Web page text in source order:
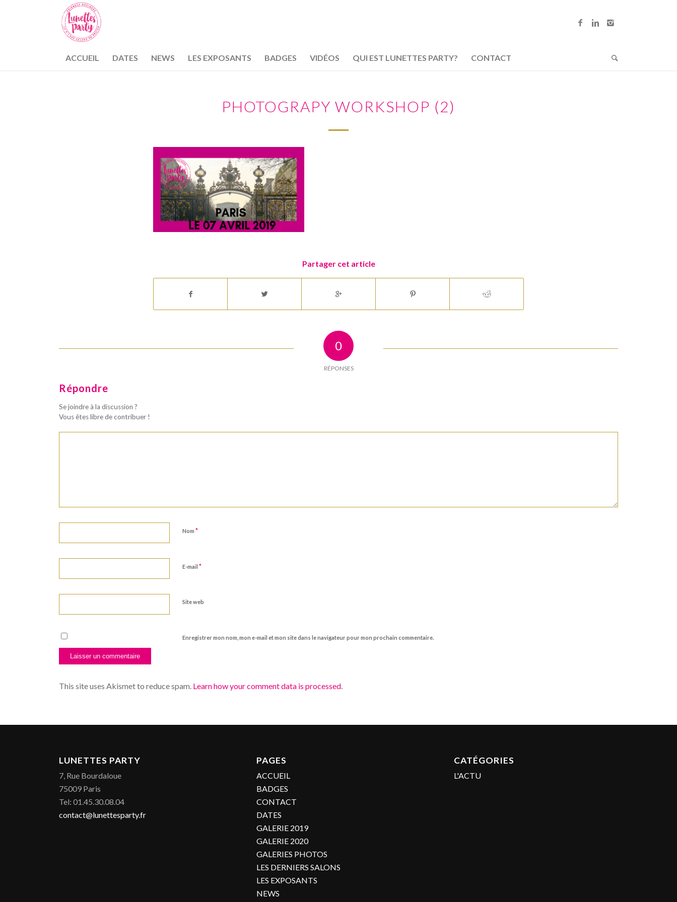
ACCUEIL DATES NEWS LES EXPOSANTS BADGES VIDÉOS QUI EST LUNETTES PARTY? CONTACT
PHOTOGRAPY WORKSHOP (2)
Partager cet article
0
RÉPONSES
Répondre
Se joindre à la discussion ?
Vous êtes libre de contribuer !
Nom*
E-mail*
Site web
Enregistrer mon nom, mon e-mail et mon site dans le navigateur pour mon prochain commentaire.
This site uses Akismet to reduce spam. Learn how your comment data is processed.
LUNETTES PARTY
7, Rue Bourdaloue
75009 Paris
Tel: 01.45.30.08.04
contact@lunettesparty.fr
PAGES
ACCUEIL
BADGES
CONTACT
DATES
GALERIE 2019
GALERIE 2020
GALERIES PHOTOS
LES DERNIERS SALONS
LES EXPOSANTS
NEWS
CATÉGORIES
L'ACTU